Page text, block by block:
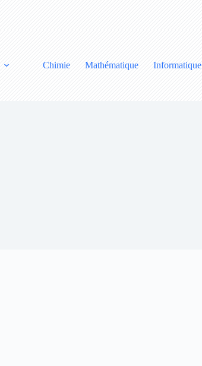
Chimie Mathématique Informatique